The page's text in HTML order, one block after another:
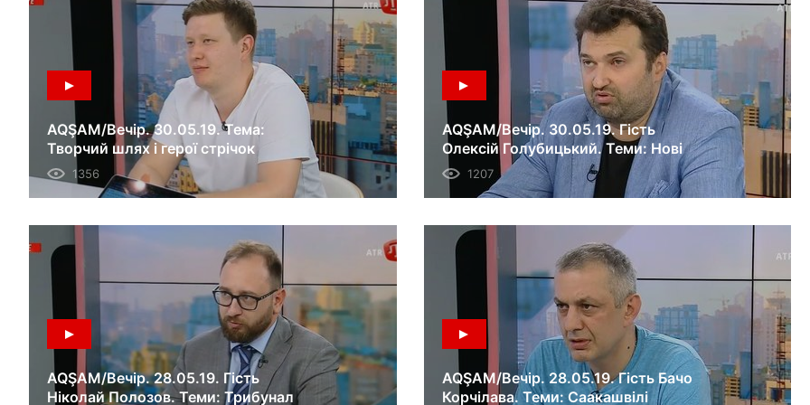
AQŞAM/Вечір. 30.05.19. Тема:
Творчий шлях і герої стрічок
кінорежисера Нарімана Алієва.
1356
AQŞAM/Вечір. 30.05.19. Гість
Олексій Голубицький. Теми: Нові
затримання кримськотатарських
активістів; обвал на шахті Лісова;
Гройсмана.
1207
AQŞAM/Вечір. 28.05.19. Гість
Ніколай Полозов. Теми: Трибунал
AQŞAM/Вечір. 28.05.19. Гість Бачо
Корчілава. Теми: Саакашвілі